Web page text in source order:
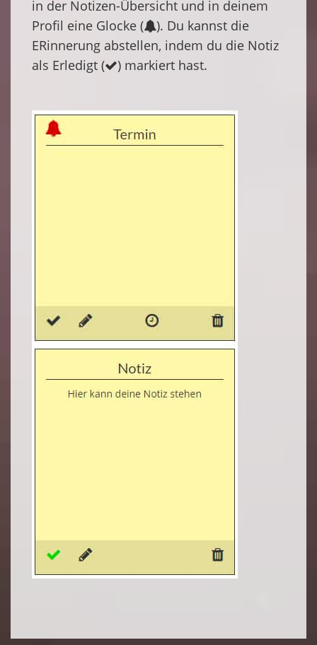
in der Notizen-Übersicht und in deinem
Profil eine Glocke (
). Du kannst die
ERinnerung abstellen, indem du die Notiz
als Erledigt (
) markiert hast.